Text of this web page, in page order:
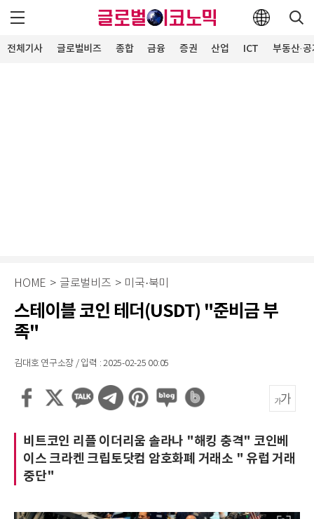
전체기사 글로벌비즈 종합 금융 증권 산업 ICT 부동산·
HOME > 글로벌비즈 > 미국·북미
스테이블 코인 테더(USDT) "준비금 부
족"
김대호 연구소장 / 입력 : 2025-02-25 00:05
비트코인 리플 이더리움 솔라나 "해킹 충격" 코인베
이스 크라켄 크립토닷컴 암호화폐 거래소 " 유럽 거래
중단"